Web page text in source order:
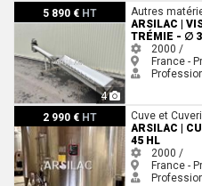
5 890 € HT
4
ARSILAC | Vis sans fin en acier inox
Autres
ARSILAC |
TRÉMIE - ∅
2000 /
France -
2 990 € HT
ARSILAC | Cuve inox à chapeau flottant
Cuve et
ARSILAC |
45 HL
2000 /
France -